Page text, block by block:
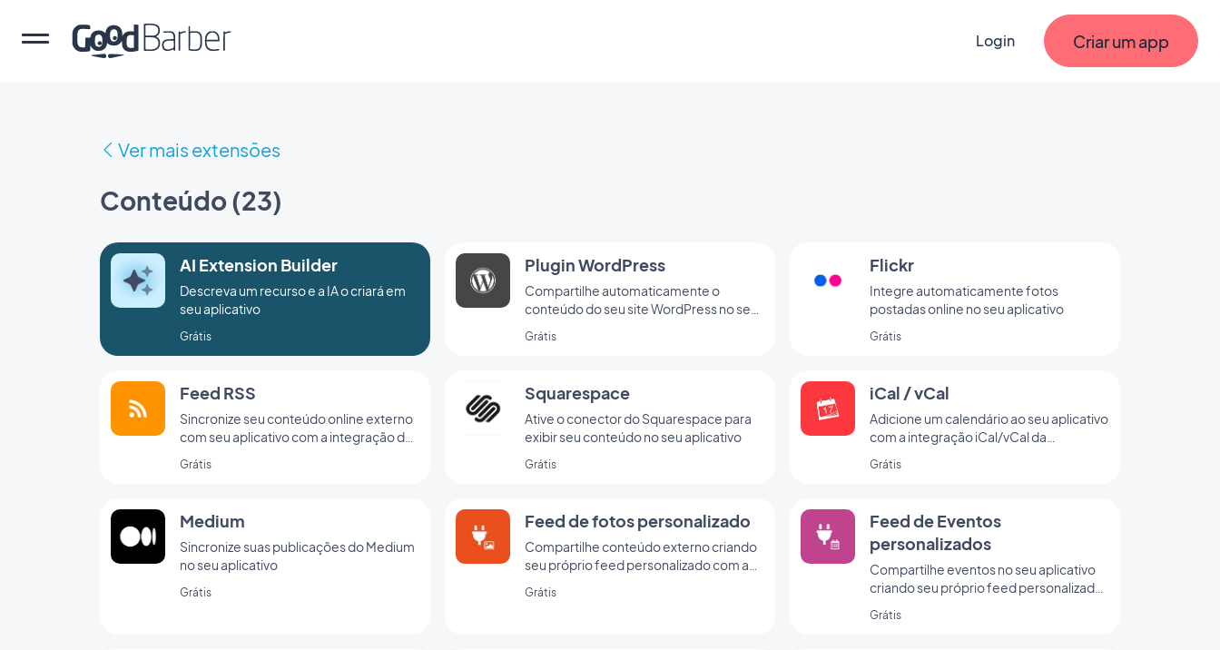
Login Criar um app
Ver mais extensões
Conteúdo (23)
Plugin WordPress
Compartilhe automaticamente o
conteúdo do seu site WordPress no seu
Wordpress
Grátis
Flickr
Integre automaticamente fotos
postadas online no seu aplicativo
Grátis
Feed RSS
Sincronize seu conteúdo online externo
com seu aplicativo com a integração de
Grátis
Squarespace
Ative o conector do Squarespace para
exibir seu conteúdo no seu aplicativo
Grátis
iCal / vCal
Adicione um calendário ao seu aplicativo
com a integração iCal/vCal da
Grátis
Medium
Sincronize suas publicações do Medium
no seu aplicativo
Grátis
Feed de fotos personalizado
Compartilhe conteúdo externo criando
seu próprio feed personalizado com a
GoodBarber.
Grátis
Feed de Eventos
personalizados
Compartilhe eventos no seu aplicativo
criando seu próprio feed personalizado
personalizados da GoodBarber.
Grátis
AI Extension Builder
Descreva um recurso e a IA o criará em
seu aplicativo
Grátis